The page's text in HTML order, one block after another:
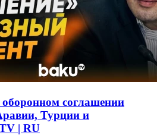
соглашении
Турции и
| RU